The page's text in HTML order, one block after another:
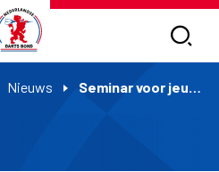
Nieuws Seminar voor jeugdselectie door Jacques Nieuwlaat